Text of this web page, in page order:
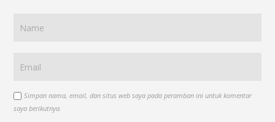
Simpan nama, email, dan situs web saya pada peramban ini untuk komentar
saya berikutnya.